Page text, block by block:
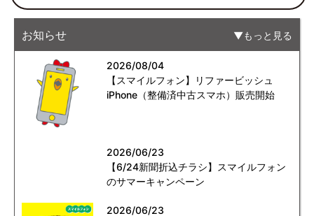
お知らせ もっと見る
2026/08/04
【スマイルフォン】リファービッシュ
iPhone（整備済中古スマホ）販売開始
2026/06/23
【6/24新聞折込チラシ】スマイルフォン
のサマーキャンペーン
2026/06/23